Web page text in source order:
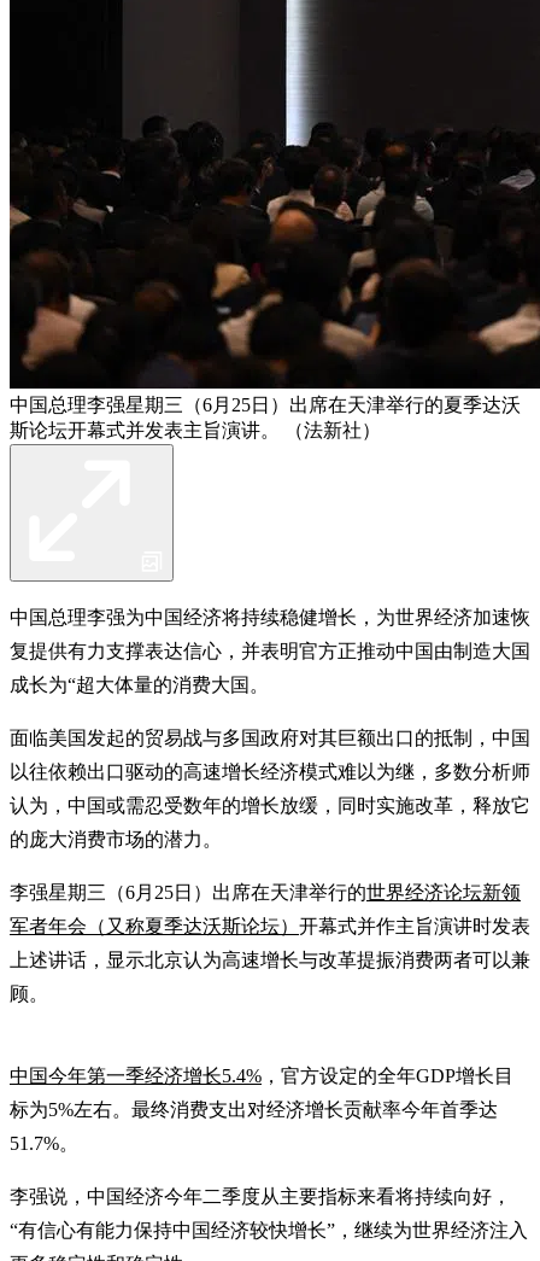
中国总理李强星期三（6月25日）出席在天津举行的夏季达沃
斯论坛开幕式并发表主旨演讲。 （法新社）
中国总理李强为中国经济将持续稳健增长，为世界经济加速恢
复提供有力支撑表达信心，并表明官方正推动中国由制造大国
成长为“超大体量的消费大国。
面临美国发起的贸易战与多国政府对其巨额出口的抵制，中国
以往依赖出口驱动的高速增长经济模式难以为继，多数分析师
认为，中国或需忍受数年的增长放缓，同时实施改革，释放它
的庞大消费市场的潜力。
李强星期三（6月25日）出席在天津举行的世界经济论坛新领
军者年会（又称夏季达沃斯论坛） 开幕式并作主旨演讲时发表
上述讲话，显示北京认为高速增长与改革提振消费两者可以兼
顾。
中国今年第一季经济增长5.4% ，官方设定的全年GDP增长目
标为5%左右。最终消费支出对经济增长贡献率今年首季达
51.7%。
李强说，中国经济今年二季度从主要指标来看将持续向好，
“有信心有能力保持中国经济较快增长”，继续为世界经济注入